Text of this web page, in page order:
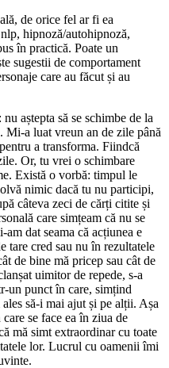
de orice fel ar fi ea
hipnoză/autohipnoză,
în practică. Poate un
sugestii de comportament
care au făcut și au
aștepta să se schimbe de la
Mi-a luat vreun an de zile până
a transforma. Fiindcă
Or, tu vrei o schimbare
Există o vorbă: timpul le
nimic dacă tu nu participi,
câteva zeci de cărți citite și
care simțeam că nu se
dat seama că acțiunea e
tare cred sau nu în rezultatele
de bine mă pricep sau cât de
uimitor de repede, s-a
un punct în care, simțind
să-i mai ajut și pe alții. Așa
se face ea în ziua de
mă simt extraordinar cu toate
lor. Lucrul cu oamenii îmi